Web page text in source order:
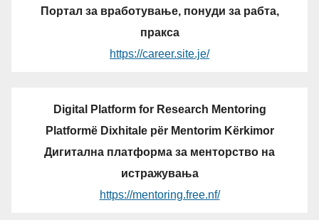
Портал за вработување, понуди за рабта,
пракса
https://career.site.je/
Digital Platform for Research Mentoring
Platformë Dixhitale për Mentorim Kërkimor
Дигитална платформа за менторство на
истражувања
https://mentoring.free.nf/